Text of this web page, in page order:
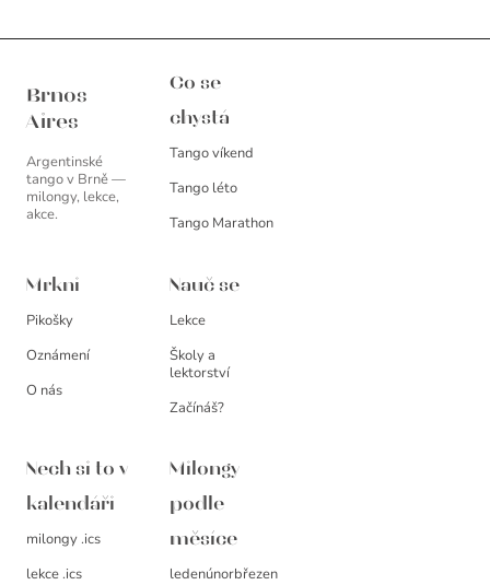
Brnos
Aires
Argentinské
tango v Brně —
milongy, lekce,
akce.
Co se
chystá
Tango víkend
Tango léto
Tango Marathon
Mrkni
Pikošky
Oznámení
O nás
Nauč se
Lekce
Školy a
lektorství
Začínáš?
Nech si to v
kalendáři
milongy .ics
lekce .ics
Milongy
podle
měsíce
ledenúnorbřezen